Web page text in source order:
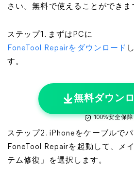
さい。無料で使えることができま
ステップ1. まずはPCに
FoneTool Repairをダウンロード
す。
無料ダウン
100%安全保障
ステップ2. iPhoneをケーブルでパ
FoneTool Repairを起動して、メ
テム修復」を選択します。